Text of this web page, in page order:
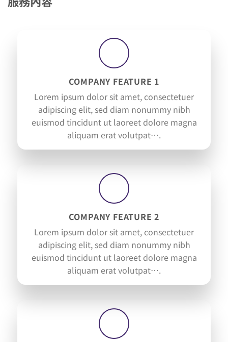
COMPANY FEATURE 1
Lorem ipsum dolor sit amet, consectetuer
adipiscing elit, sed diam nonummy nibh
euismod tincidunt ut laoreet dolore magna
aliquam erat volutpat….
COMPANY FEATURE 2
Lorem ipsum dolor sit amet, consectetuer
adipiscing elit, sed diam nonummy nibh
euismod tincidunt ut laoreet dolore magna
aliquam erat volutpat….